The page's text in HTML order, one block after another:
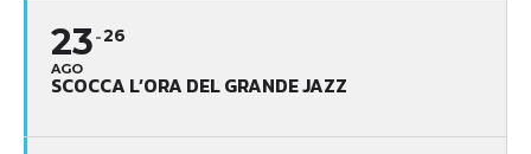
23
AGO
26
SCOCCA L’ORA DEL GRANDE JAZZ